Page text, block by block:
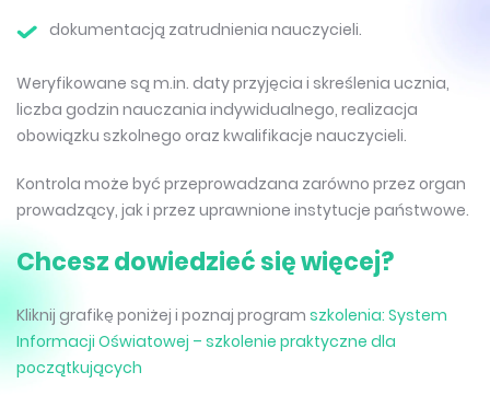
dokumentacją zatrudnienia nauczycieli.
Weryfikowane są m.in. daty przyjęcia i skreślenia ucznia,
liczba godzin nauczania indywidualnego, realizacja
obowiązku szkolnego oraz kwalifikacje nauczycieli.
Kontrola może być przeprowadzana zarówno przez organ
prowadzący, jak i przez uprawnione instytucje państwowe.
Chcesz dowiedzieć się więcej?
Kliknij grafikę poniżej i poznaj program szkolenia: System
Informacji Oświatowej – szkolenie praktyczne dla
początkujących